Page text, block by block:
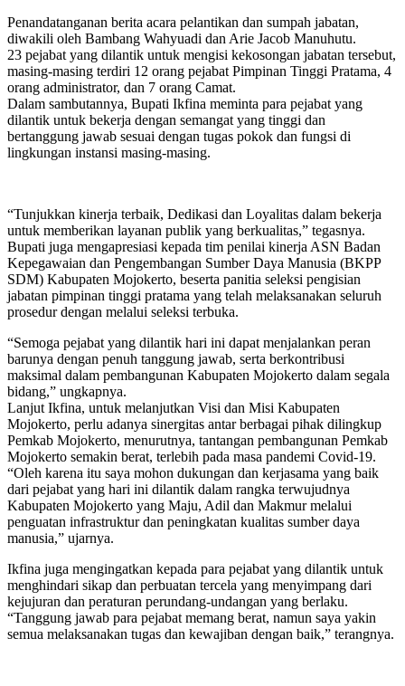
Penandatanganan berita acara pelantikan dan sumpah jabatan,
diwakili oleh Bambang Wahyuadi dan Arie Jacob Manuhutu.
23 pejabat yang dilantik untuk mengisi kekosongan jabatan tersebut,
masing-masing terdiri 12 orang pejabat Pimpinan Tinggi Pratama, 4
orang administrator, dan 7 orang Camat.
Dalam sambutannya, Bupati Ikfina meminta para pejabat yang
dilantik untuk bekerja dengan semangat yang tinggi dan
bertanggung jawab sesuai dengan tugas pokok dan fungsi di
lingkungan instansi masing-masing.
“Tunjukkan kinerja terbaik, Dedikasi dan Loyalitas dalam bekerja
untuk memberikan layanan publik yang berkualitas,” tegasnya.
Bupati juga mengapresiasi kepada tim penilai kinerja ASN Badan
Kepegawaian dan Pengembangan Sumber Daya Manusia (BKPP
SDM) Kabupaten Mojokerto, beserta panitia seleksi pengisian
jabatan pimpinan tinggi pratama yang telah melaksanakan seluruh
prosedur dengan melalui seleksi terbuka.
“Semoga pejabat yang dilantik hari ini dapat menjalankan peran
barunya dengan penuh tanggung jawab, serta berkontribusi
maksimal dalam pembangunan Kabupaten Mojokerto dalam segala
bidang,” ungkapnya.
Lanjut Ikfina, untuk melanjutkan Visi dan Misi Kabupaten
Mojokerto, perlu adanya sinergitas antar berbagai pihak dilingkup
Pemkab Mojokerto, menurutnya, tantangan pembangunan Pemkab
Mojokerto semakin berat, terlebih pada masa pandemi Covid-19.
“Oleh karena itu saya mohon dukungan dan kerjasama yang baik
dari pejabat yang hari ini dilantik dalam rangka terwujudnya
Kabupaten Mojokerto yang Maju, Adil dan Makmur melalui
penguatan infrastruktur dan peningkatan kualitas sumber daya
manusia,” ujarnya.
Ikfina juga mengingatkan kepada para pejabat yang dilantik untuk
menghindari sikap dan perbuatan tercela yang menyimpang dari
kejujuran dan peraturan perundang-undangan yang berlaku.
“Tanggung jawab para pejabat memang berat, namun saya yakin
semua melaksanakan tugas dan kewajiban dengan baik,” terangnya.